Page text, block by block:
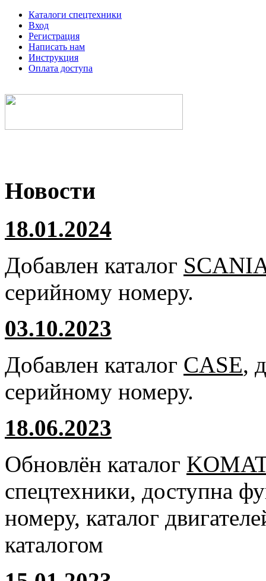
Каталоги спецтехники
Вход
Регистрация
Написать нам
Инструкция
Оплата доступа
Новости
18.01.2024
Добавлен каталог
серийному номеру.
03.10.2023
Добавлен каталог CASE,
серийному номеру.
18.06.2023
Обновлён каталог
спецтехники, доступна
номеру, каталог
каталогом